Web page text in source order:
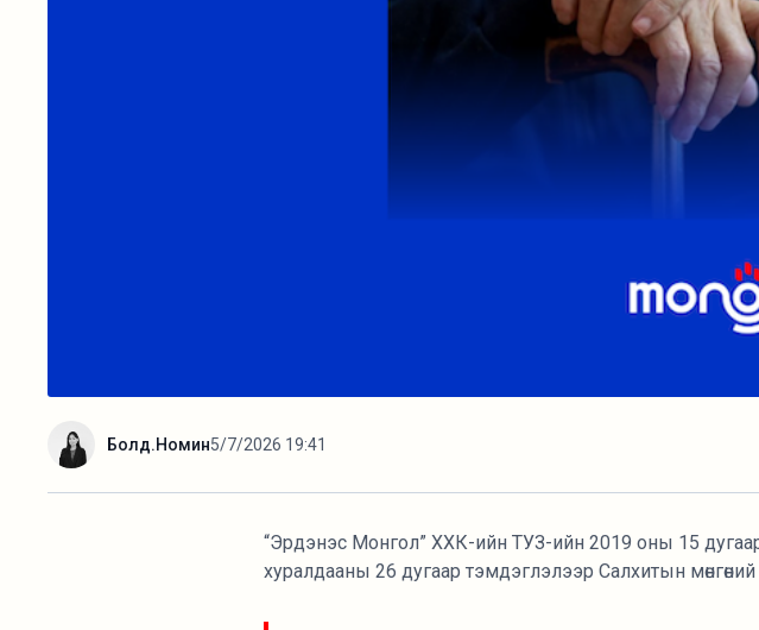
Болд.Номин5/7/2026 19:41
“Эрдэнэс Монгол” ХХК-ийн ТУЗ-ийн 2019 оны 15
хуралдааны 26 дугаар тэмдэглэлээр Салхитын